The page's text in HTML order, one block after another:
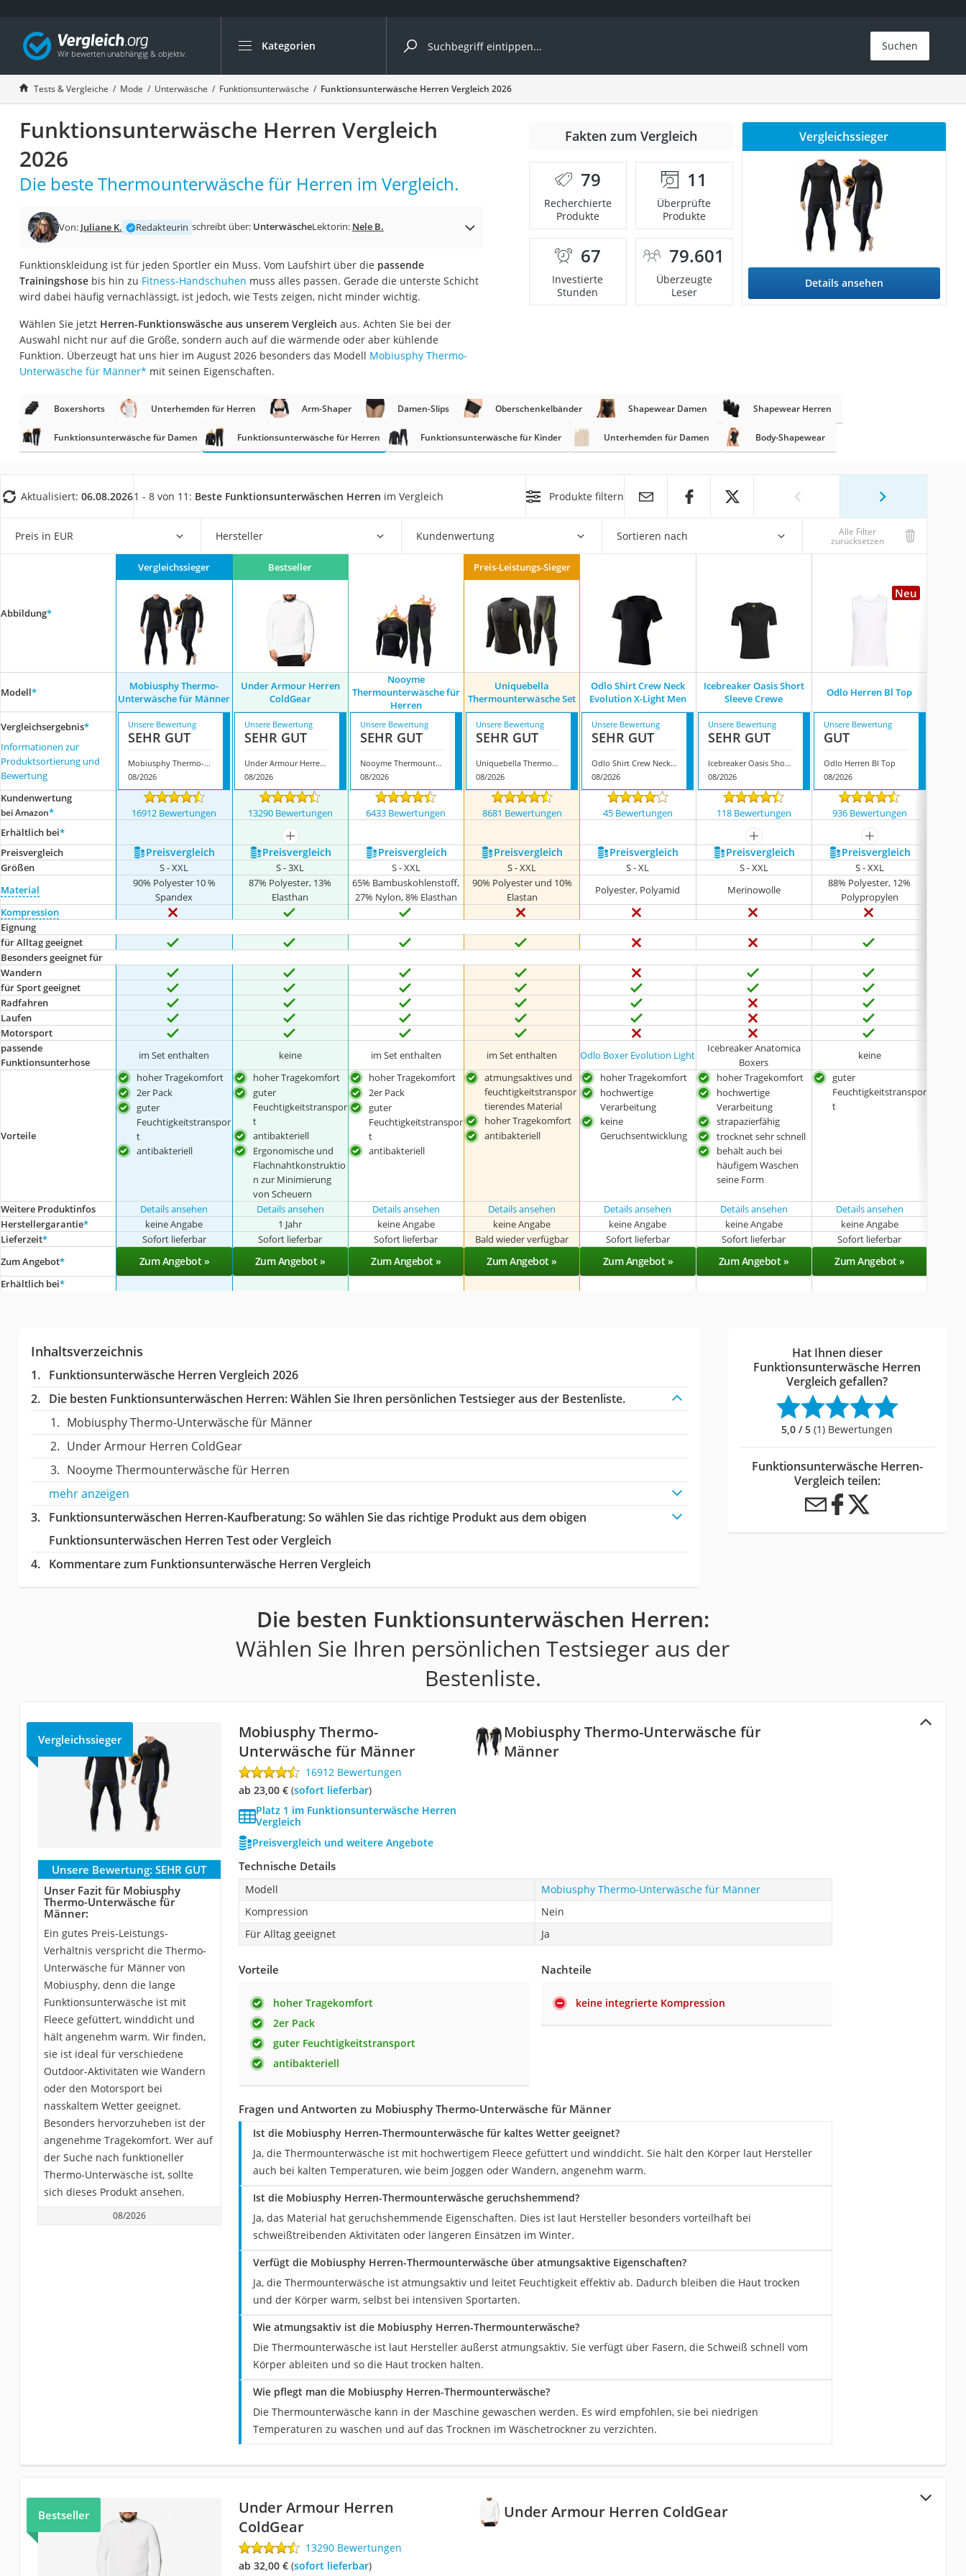
Kategorien
Die beliebtesten Vergleiche nach Kategorie
Mode
Boxershorts
Cellulite-Leggings
Hausschuhe Herren
Überzieh-Sonnenbrille
RFID-Blocker
Geldbörse Herren
Knirps-Regenschirm
Periodenunterwäsche
RFID-Schutzkarte
Motorradbrillen
Lederhose
Bademantel Herren
Gesundheitsschuhe
Suchen
Tests & Vergleiche Mode Unterwäsche Funktionsunterwäsche Funktionsunterwäsche Herren Vergleich 2026
Funktionsunterwäsche Herren Vergleich
2026
Die beste Thermounterwäsche für Herren im Vergleich.
Von: Juliane K. Redakteurin schreibt über: UnterwäscheLektorin: Nele B.
Funktionskleidung ist für jeden Sportler ein Muss. Vom Laufshirt über die passende
Trainingshosebis hin zu Fitness-Handschuhen muss alles passen. Gerade die unterste Schicht
wird dabei häufig vernachlässigt, ist jedoch, wie Tests zeigen, nicht minder wichtig.
Wählen Sie jetzt Herren-Funktionswäsche aus unserem Vergleich aus. Achten Sie bei der
Auswahl nicht nur auf die Größe, sondern auch auf die wärmende oder aber kühlende
Funktion. Überzeugt hat uns hier im August 2026 besonders das Modell Mobiusphy Thermo-
Unterwäsche für Männer* mit seinen Eigenschaften.
Fakten zum Vergleich
79
Recherchierte
Produkte
11
Überprüfte
Produkte
67
Investierte
Stunden
79.601
Überzeugte
Leser
Vergleichssieger
Details ansehen
Boxershorts Unterhemden für Herren Arm-Shaper Damen-Slips Oberschenkelbänder Shapewear Damen Shapewear Herren
Funktionsunterwäsche für Damen Funktionsunterwäsche für Herren Funktionsunterwäsche für Kinder Unterhemden für Damen Body-Shapewear
Aktualisiert: 06.08.20261 - 8 von 11: Beste Funktionsunterwäschen Herren im Vergleich Produkte filtern
Preis in EUR Hersteller Kundenwertung Sortieren nach Alle Filter
zurücksetzen
Abbildung*
Vergleichssieger Bestseller Preis-Leistungs-Sieger
Neu
Modell*
Mobiusphy Thermo-
Unterwäsche für Männer
Under Armour Herren
ColdGear
Nooyme
Thermounterwäsche für
Herren
Uniquebella
Thermounterwäsche Set
Odlo Shirt Crew Neck
Evolution X-Light Men
Icebreaker Oasis Short
Sleeve Crewe
Odlo Herren Bl Top
Vergleichsergebnis*
Informationen zur
Produktsortierung und
Bewertung
Unsere Bewertung
SEHR GUT
Mobiusphy Thermo-Unterwäsche für Männer
08/2026
Unsere Bewertung
SEHR GUT
Under Armour Herren ColdGear
08/2026
Unsere Bewertung
SEHR GUT
Nooyme Thermounterwäsche für Herren
08/2026
Unsere Bewertung
SEHR GUT
Uniquebella Thermounterwäsche Set
08/2026
Unsere Bewertung
SEHR GUT
Odlo Shirt Crew Neck Evolution X-Light Men
08/2026
Unsere Bewertung
SEHR GUT
Icebreaker Oasis Short Sleeve Crewe
08/2026
Unsere Bewertung
GUT
Odlo Herren Bl Top
08/2026
Kundenwertung
bei Amazon* 16912 Bewertungen 13290 Bewertungen 6433 Bewertungen 8681 Bewertungen 45 Bewertungen 118 Bewertungen 936 Bewertungen
Erhältlich bei*
mehr anzeigen mehr anzeigen
mehr anzeigen
Preis­vergleich
Preis­vergleich Preis­vergleich Preis­vergleich Preis­vergleich Preis­vergleich Preis­vergleich Preis­vergleich
Größen S - XXL S - 3XL S - XXL S - XXL S - XL S - XXL
S - XXL
Material
90% Polyester 10 %
Spandex
87% Polyester, 13%
Elasthan
65% Bambuskohlenstoff,
27% Nylon, 8% Elasthan
90% Polyester und 10%
Elastan
Polyester, Polyamid Merinowolle
88% Polyester, 12%
Polypropylen
Kompression
Eignung
für Alltag geeignet
Besonders geeignet für
Wandern
für Sport geeignet
Radfahren
Laufen
Motorsport
passende
Funktionsunterhose
im Set enthalten keine im Set enthalten im Set enthalten Odlo Boxer Evolution Light
Icebreaker Anatomica
Boxers
keine
Vorteile
hoher Tragekomfort
2er Pack
guter
Feuchtigkeitstranspor
t
antibakteriell
hoher Tragekomfort
guter
Feuchtigkeitstranspor
t
antibakteriell
Ergonomische und
Flachnahtkonstruktio
n zur Minimierung
von Scheuern
hoher Tragekomfort
2er Pack
guter
Feuchtigkeitstranspor
t
antibakteriell
atmungsaktives und
feuchtigkeitstranspor
tierendes Material
hoher Tragekomfort
antibakteriell
hoher Tragekomfort
hochwertige
Verarbeitung
keine
Geruchsentwicklung
hoher Tragekomfort
hochwertige
Verarbeitung
strapazierfähig
trocknet sehr schnell
behält auch bei
häufigem Waschen
seine Form
guter
Feuchtigkeitstranspor
t
Weitere Produktinfos Details ansehen Details ansehen Details ansehen Details ansehen Details ansehen Details ansehen Details ansehen
Herstellergarantie* keine Angabe 1 Jahr keine Angabe keine Angabe keine Angabe keine Angabe keine Angabe
Lieferzeit* Sofort lieferbar Sofort lieferbar Sofort lieferbar Bald wieder verfügbar Sofort lieferbar Sofort lieferbar Sofort lieferbar
Zum Angebot* Zum Angebot » Zum Angebot » Zum Angebot » Zum Angebot » Zum Angebot » Zum Angebot » Zum Angebot »
Erhältlich bei*
Inhaltsverzeichnis
Funktionsunterwäsche Herren Vergleich 2026
Die besten Funktionsunterwäschen Herren:Wählen Sie Ihren persönlichen Testsieger aus der Bestenliste.
Mobiusphy Thermo-Unterwäsche für Männer
Under Armour Herren ColdGear
Nooyme Thermounterwäsche für Herren
mehr anzeigen
Funktionsunterwäschen Herren-Kaufberatung: So wählen Sie das richtige Produkt aus dem obigen
Funktionsunterwäschen Herren Test oder Vergleich
Kommentare zum Funktionsunterwäsche Herren Vergleich
Hat Ihnen dieser
Funktionsunterwäsche Herren
Vergleich gefallen?
5,0 / 5 (1) Bewertungen
Funktionsunterwäsche Herren-
Vergleich teilen:
Die besten Funktionsunterwäschen Herren:
Wählen Sie Ihren persönlichen Testsieger aus der
Bestenliste.
Mobiusphy Thermo-Unterwäsche für
Männer
Vergleichssieger
Mobiusphy Thermo-
Unterwäsche für Männer
16912 Bewertungen
ab 23,00 €( Sofort lieferbar)
Platz 1 im Funktionsunterwäsche Herren
Vergleich
Preisvergleich und weitere Angebote
Unsere Bewertung: SEHR GUT
Unser Fazit für Mobiusphy
Thermo-Unterwäsche für
Männer:
Ein gutes Preis-Leistungs-
Verhältnis verspricht die Thermo-
Unterwäsche für Männer von
Mobiusphy, denn die lange
Funktionsunterwäsche ist mit
Fleece gefüttert, winddicht und
hält angenehm warm. Wir finden,
sie ist ideal für verschiedene
Outdoor-Aktivitäten wie Wandern
oder den Motorsport bei
nasskaltem Wetter geeignet.
Besonders hervorzuheben ist der
angenehme Tragekomfort. Wer auf
der Suche nach funktioneller
Thermo-Unterwäsche ist, sollte
sich dieses Produkt ansehen.
08/2026
Technische Details
Modell
Mobiusphy Thermo-Unterwäsche für Männer
Kompression
Nein
Für Alltag geeignet
Ja
Vorteile
hoher Tragekomfort
2er Pack
guter Feuchtigkeitstransport
antibakteriell
Nachteile
keine integrierte Kompression
Fragen und Antworten zu Mobiusphy Thermo-Unterwäsche für Männer
Ist die Mobiusphy Herren-Thermounterwäsche für kaltes Wetter geeignet?
Ja, die Thermounterwäsche ist mit hochwertigem Fleece gefüttert und winddicht. Sie hält den Körper laut Hersteller
auch bei kalten Temperaturen, wie beim Joggen oder Wandern, angenehm warm.
Ist die Mobiusphy Herren-Thermounterwäsche geruchshemmend?
Ja, das Material hat geruchshemmende Eigenschaften. Dies ist laut Hersteller besonders vorteilhaft bei
schweißtreibenden Aktivitäten oder längeren Einsätzen im Winter.
Verfügt die Mobiusphy Herren-Thermounterwäsche über atmungsaktive Eigenschaften?
Ja, die Thermounterwäsche ist atmungsaktiv und leitet Feuchtigkeit effektiv ab. Dadurch bleiben die Haut trocken
und der Körper warm, selbst bei intensiven Sportarten.
Wie atmungsaktiv ist die Mobiusphy Herren-Thermounterwäsche?
Die Thermounterwäsche ist laut Hersteller äußerst atmungsaktiv. Sie verfügt über Fasern, die Schweiß schnell vom
Körper ableiten und so die Haut trocken halten.
Wie pflegt man die Mobiusphy Herren-Thermounterwäsche?
Die Thermounterwäsche kann in der Maschine gewaschen werden. Es wird empfohlen, sie bei niedrigen
Temperaturen zu waschen und auf das Trocknen im Wäschetrockner zu verzichten.
Under Armour Herren ColdGear
Bestseller
Under Armour Herren
ColdGear
13290 Bewertungen
ab 32,00 €( Sofort lieferbar)